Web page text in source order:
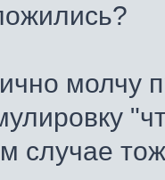
молчу
случае